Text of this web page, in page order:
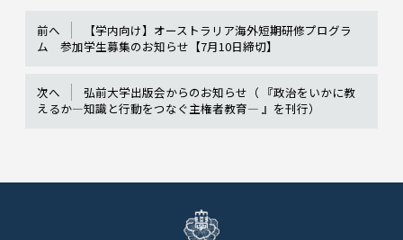
前へ
【学内向け】オーストラリア海外短期研修プログラ
ム 参加学生募集のお知らせ【7月10日締切】
次へ
弘前大学出版会からのお知らせ（ 『政治をいかに教
えるか―知識と行動をつなぐ主権者教育― 』を刊行）